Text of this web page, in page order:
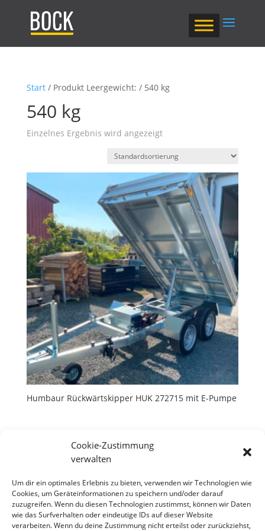
Cookie-Zustimmung
verwalten
Um dir ein optimales Erlebnis zu bieten, verwenden wir Technologien wie
Cookies, um Geräteinformationen zu speichern und/oder darauf
zuzugreifen. Wenn du diesen Technologien zustimmst, können wir Daten
wie das Surfverhalten oder eindeutige IDs auf dieser Website
verarbeiten. Wenn du deine Zustimmung nicht erteilst oder zurückziehst,
Start/ Produkt Leergewicht: / 540 kg
540 kg
Einzelnes Ergebnis wird angezeigt
Humbaur Rückwärtskipper HUK 272715 mit E-Pumpe
Neueste Beiträge
Hallo Welt!